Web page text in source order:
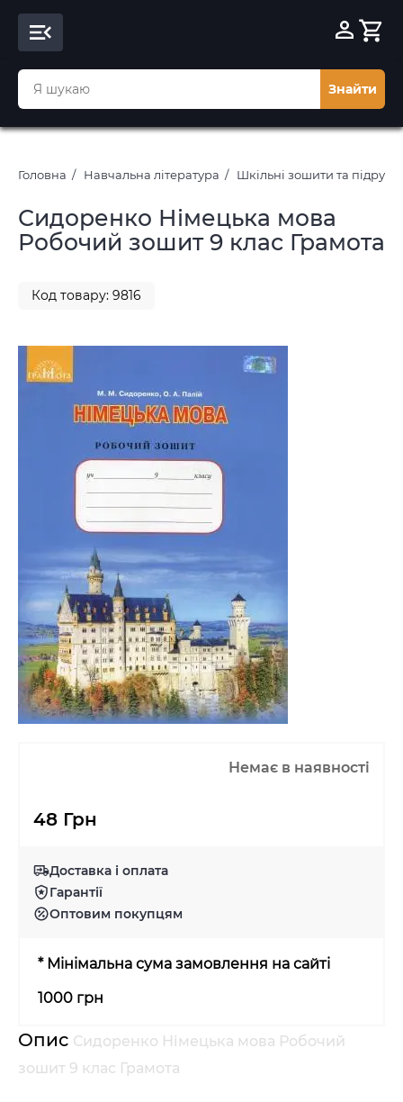
Знайти
Головна Навчальна література Шкільні зошити та
Сидоренко Німецька мова
Робочий зошит 9 клас Грамота
Код товару: 9816
Немає в наявності
48 Грн
Доставка і оплата
Гарантії
Оптовим покупцям
* Мінімальна сума замовлення на сайті
1000 грн
Опис Сидоренко Німецька мова Робочий
зошит 9 клас Грамота